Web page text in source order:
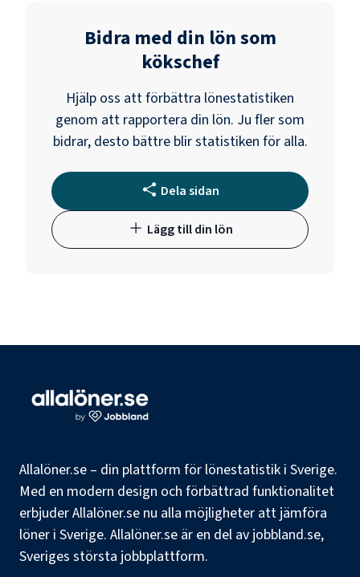
Bidra med din lön som
kökschef
Hjälp oss att förbättra lönestatistiken
genom att rapportera din lön. Ju fler som
bidrar, desto bättre blir statistiken för alla.
Dela sidan
Lägg till din lön
Allalöner.se – din plattform för lönestatistik i Sverige.
Med en modern design och förbättrad funktionalitet
erbjuder Allalöner.se nu alla möjligheter att jämföra
löner i Sverige. Allalöner.se är en del av jobbland.se,
Sveriges största jobbplattform.